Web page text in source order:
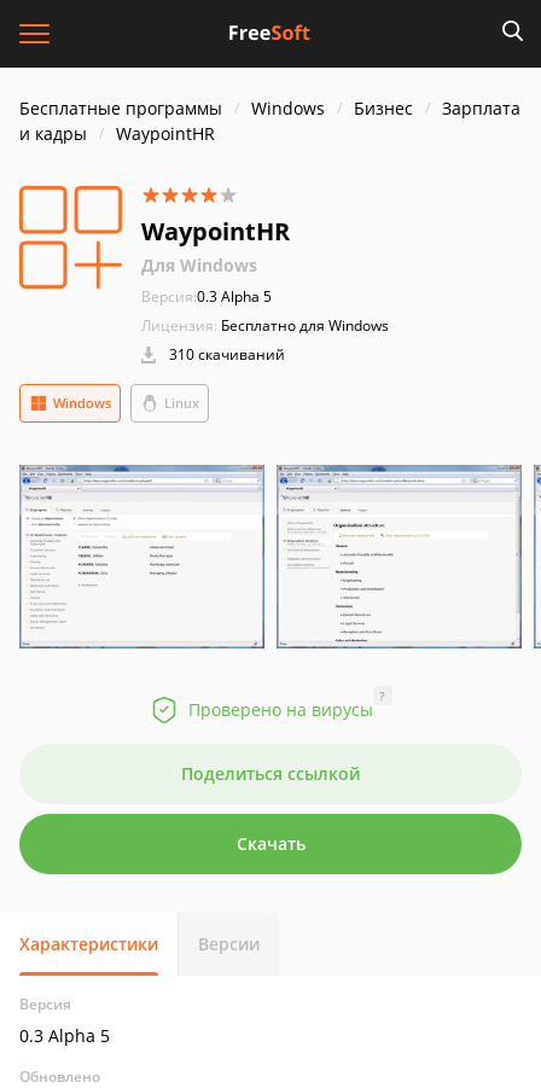
Бесплатные программы Windows Бизнес
Зарплата
и кадры
WaypointHR
WaypointHR
Для Windows
Версия:0.3 Alpha 5
Лицензия: Бесплатно для Windows
310 скачиваний
Linux
Windows
Проверено на вирусы
?
Поделиться ссылкой
Скачать
Характеристики Версии
Версия
0.3 Alpha 5
Обновлено